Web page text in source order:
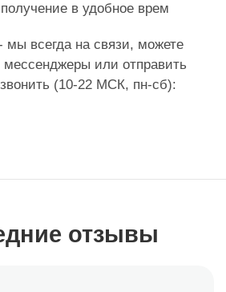
в удобное врем
мы всегда на связи, можете
мессенджеры или отправить
(10-22 МСК, пн-сб):
отзывы